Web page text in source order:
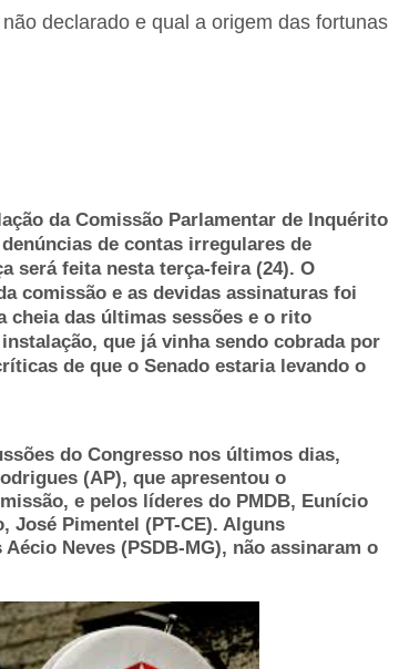
declarado e qual a origem das fortunas
da Comissão Parlamentar de Inquérito
de contas irregulares de
será feita nesta terça-feira (24). O
comissão e as devidas assinaturas foi
cheia das últimas sessões e o rito
que já vinha sendo cobrada por
de que o Senado estaria levando o
do Congresso nos últimos dias,
(AP), que apresentou o
e pelos líderes do PMDB, Eunício
José Pimentel (PT-CE). Alguns
Neves (PSDB-MG), não assinaram o